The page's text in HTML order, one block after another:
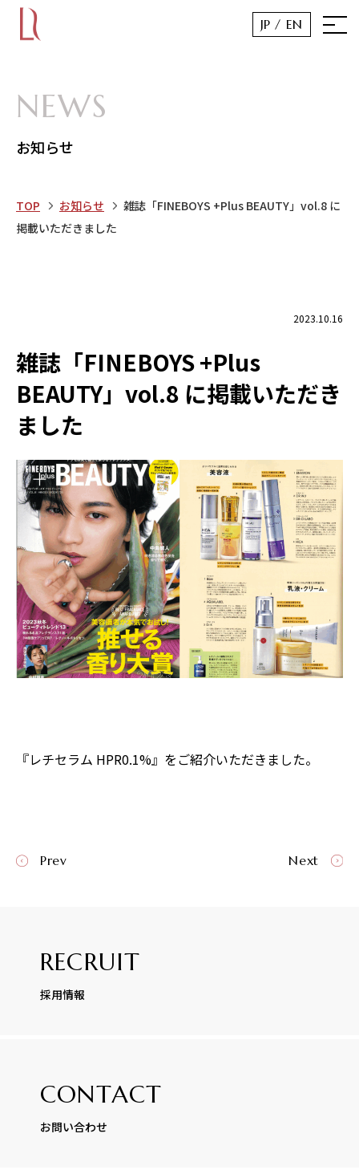
JP / EN
NEWS
お知らせ
TOP お知らせ
雑誌「FINEBOYS +Plus BEAUTY」vol.8 に
掲載いただきました
2023.10.16
雑誌「FINEBOYS +Plus
BEAUTY」vol.8 に掲載いただき
ました
『レチセラム HPR0.1%』をご紹介いただきました。
Prev Next
RECRUIT
採用情報
CONTACT
お問い合わせ